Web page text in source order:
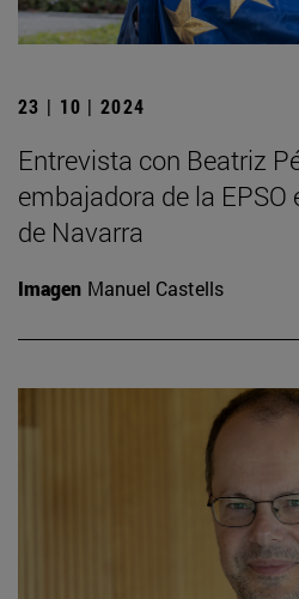
23 | 10 | 2024
Entrevista con Beatriz
embajadora de la EPSO
de Navarra
Imagen Manuel Castells